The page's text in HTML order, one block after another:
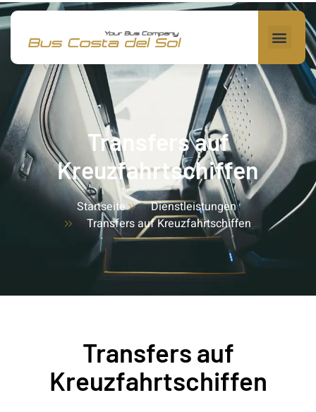
Transfers auf
Kreuzfahrtschiffen
Startseite
Dienstleistungen
Transfers auf Kreuzfahrtschiffen
Transfers auf
Kreuzfahrtschiffen